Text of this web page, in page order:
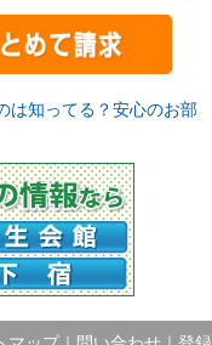
は知ってる？安心のお部